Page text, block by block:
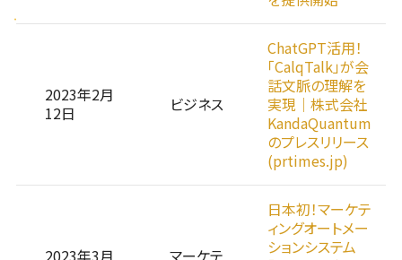
2023年2月
12日
ビジネス
ChatGPT活用！
「CalqTalk」が会
話文脈の理解を
実現｜株式会社
KandaQuantum
のプレスリリース
(prtimes.jp)
2023年3月
マーケテ
日本初！マーケテ
ィングオートメー
ションシステム